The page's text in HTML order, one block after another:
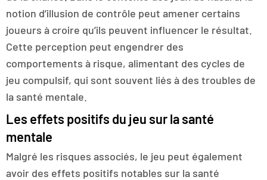
notion d’illusion de contrôle peut amener certains
joueurs à croire qu’ils peuvent influencer le résultat.
Cette perception peut engendrer des
comportements à risque, alimentant des cycles de
jeu compulsif, qui sont souvent liés à des troubles de
la santé mentale.
Les effets positifs du jeu sur la santé
mentale
Malgré les risques associés, le jeu peut également
avoir des effets positifs notables sur la santé